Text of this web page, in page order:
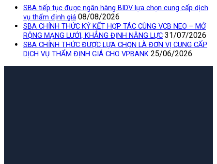
SBA tiếp tục được ngân hàng BIDV lựa chọn cung cấp dịch
vụ thẩm định giá 08/08/2026
SBA CHÍNH THỨC KÝ KẾT HỢP TÁC CÙNG VCB NEO – MỞ
RỘNG MẠNG LƯỚI, KHẲNG ĐỊNH NĂNG LỰC 31/07/2026
SBA CHÍNH THỨC ĐƯỢC LỰA CHỌN LÀ ĐƠN VỊ CUNG CẤP
DỊCH VỤ THẨM ĐỊNH GIÁ CHO VPBANK 25/06/2026